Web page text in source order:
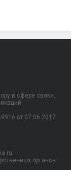
в сфере связи,
от 07.06.2017
органов: